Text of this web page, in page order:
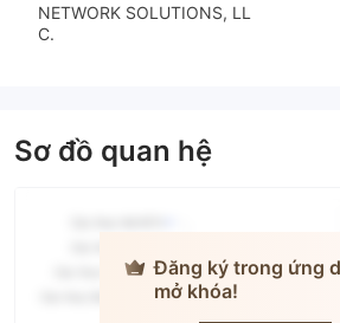
NETWORK SOLUTIONS, LL
C.
Sơ đồ quan hệ
Đăng ký trong ứng
mở khóa!